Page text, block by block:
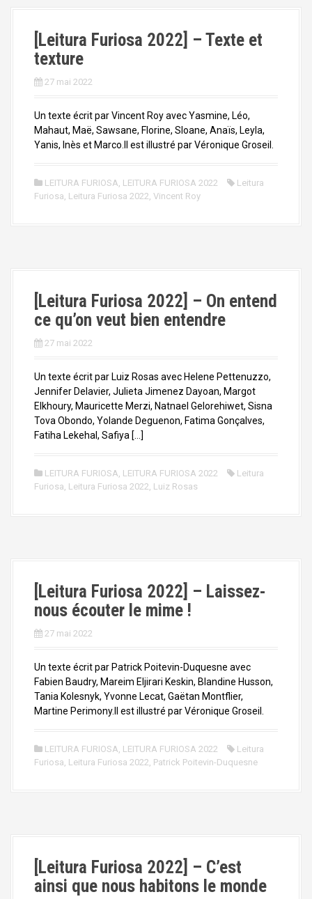
[Leitura Furiosa 2022] – Texte et
texture
27 mai 2022
Un texte écrit par Vincent Roy avec Yasmine, Léo,
Mahaut, Maë, Sawsane, Florine, Sloane, Anaïs, Leyla,
Yanis, Inès et Marco.Il est illustré par Véronique Groseil.
LEITURA FURIOSA LEITURA FURIOSA 2022
Leitura
Furiosa Leitura Furiosa 2022 Vincent Roy
[Leitura Furiosa 2022] – On entend
ce qu’on veut bien entendre
27 mai 2022
Un texte écrit par Luiz Rosas avec Helene Pettenuzzo,
Jennifer Delavier, Julieta Jimenez Dayoan, Margot
Elkhoury, Mauricette Merzi, Natnael Gelorehiwet, Sisna
Tova Obondo, Yolande Deguenon, Fatima Gonçalves,
Fatiha Lekehal, Safiya […]
LEITURA FURIOSA LEITURA FURIOSA 2022
Leitura
Furiosa Leitura Furiosa 2022 Luiz Rosas
[Leitura Furiosa 2022] – Laissez-
nous écouter le mime !
27 mai 2022
Un texte écrit par Patrick Poitevin-Duquesne avec
Fabien Baudry, Mareim Eljirari Keskin, Blandine Husson,
Tania Kolesnyk, Yvonne Lecat, Gaëtan Montflier,
Martine Perimony.Il est illustré par Véronique Groseil.
LEITURA FURIOSA LEITURA FURIOSA 2022
Leitura
Furiosa Leitura Furiosa 2022 Patrick Poitevin-Duquesne
[Leitura Furiosa 2022] – C’est
ainsi que nous habitons le monde